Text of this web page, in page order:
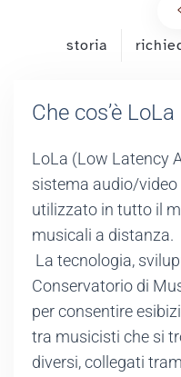
storia
Che cos’è LoLa
LoLa (Low Latency
sistema audio/
utilizzato in tutto il
musicali a distanza.
La tecnologia,
Conservatorio di
per consentire
tra musicisti che si
diversi, collegati